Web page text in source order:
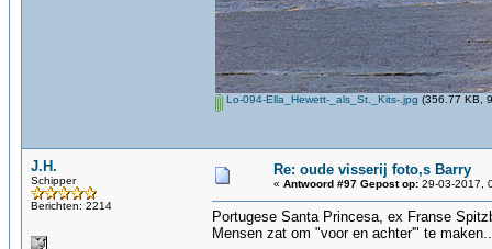
Lo-094-Ella_Hewett-_als_St._Kits-.jpg (356.77 KB,
J.H.
Schipper
Berichten: 2214
Re: oude visserij foto,s Barry
« Antwoord #97 Gepost op: 29-03-2017,
Portugese Santa Princesa, ex Franse
Mensen zat om "voor en achter'" te maken..